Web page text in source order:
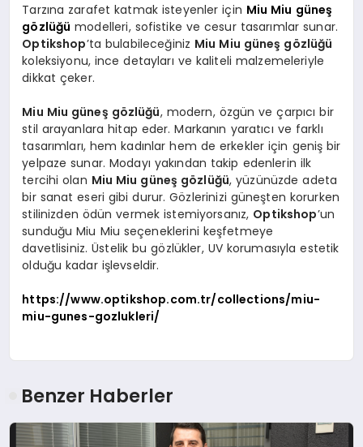
Tarzına zarafet katmak isteyenler için Miu Miu güneş
gözlüğü modelleri, sofistike ve cesur tasarımlar sunar.
Optikshop’ta bulabileceğiniz Miu Miu güneş gözlüğü
koleksiyonu, ince detayları ve kaliteli malzemeleriyle
dikkat çeker.
Miu Miu güneş gözlüğü, modern, özgün ve çarpıcı bir
stil arayanlara hitap eder. Markanın yaratıcı ve farklı
tasarımları, hem kadınlar hem de erkekler için geniş bir
yelpaze sunar. Modayı yakından takip edenlerin ilk
tercihi olan Miu Miu güneş gözlüğü, yüzünüzde adeta
bir sanat eseri gibi durur. Gözlerinizi güneşten korurken
stilinizden ödün vermek istemiyorsanız, Optikshop’un
sunduğu Miu Miu seçeneklerini keşfetmeye
davetlisiniz. Üstelik bu gözlükler, UV korumasıyla estetik
olduğu kadar işlevseldir.
https://www.optikshop.com.tr/collections/miu-
miu-gunes-gozlukleri/
Benzer Haberler